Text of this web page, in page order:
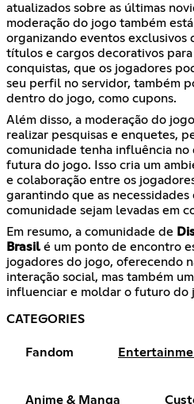
atualizados sobre as últimas
moderação do jogo também
organizando eventos exclusivos
títulos e cargos decorativos para
conquistas, que os jogadores
seu perfil no servidor, também
dentro do jogo, como cupons.
Além disso, a moderação do
realizar pesquisas e enquetes,
comunidade tenha influência
futura do jogo. Isso cria um
e colaboração entre os
garantindo que as
comunidade sejam levadas em
Em resumo, a comunidade de
Brasil é um ponto de encontro
jogadores do jogo, oferecendo
interação social, mas também
influenciar e moldar o futuro do
CATEGORIES
Fandom
Anime & Manga